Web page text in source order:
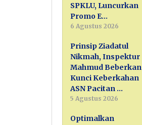
SPKLU, Luncurkan
Promo E…
6 Agustus 2026
Prinsip Ziadatul
Nikmah, Inspektur
Mahmud Beberkan
Kunci Keberkahan
ASN Pacitan …
5 Agustus 2026
Optimalkan